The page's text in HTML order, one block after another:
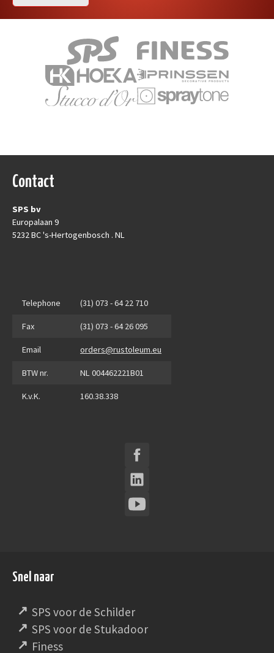
Contact
SPS bv
Europalaan 9
5232 BC 's-Hertogenbosch . NL
Telephone (31) 073 - 64 22 710
Fax (31) 073 - 64 26 095
Email orders@rustoleum.eu
BTW nr. NL 004462221B01
K.v.K. 160.38.338
Snel naar
SPS voor de Schilder
SPS voor de Stukadoor
Finess